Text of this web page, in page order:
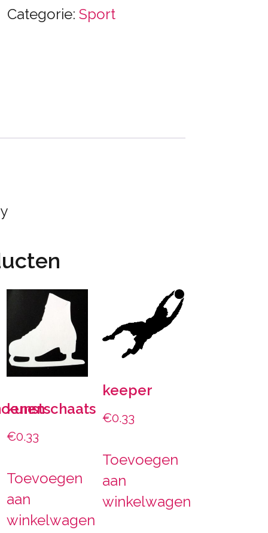
Categorie:Sport
kunstschaats
€0.33
Toevoegen
aan
winkelwagen
keeper
€0.33
Toevoegen
aan
winkelwagen